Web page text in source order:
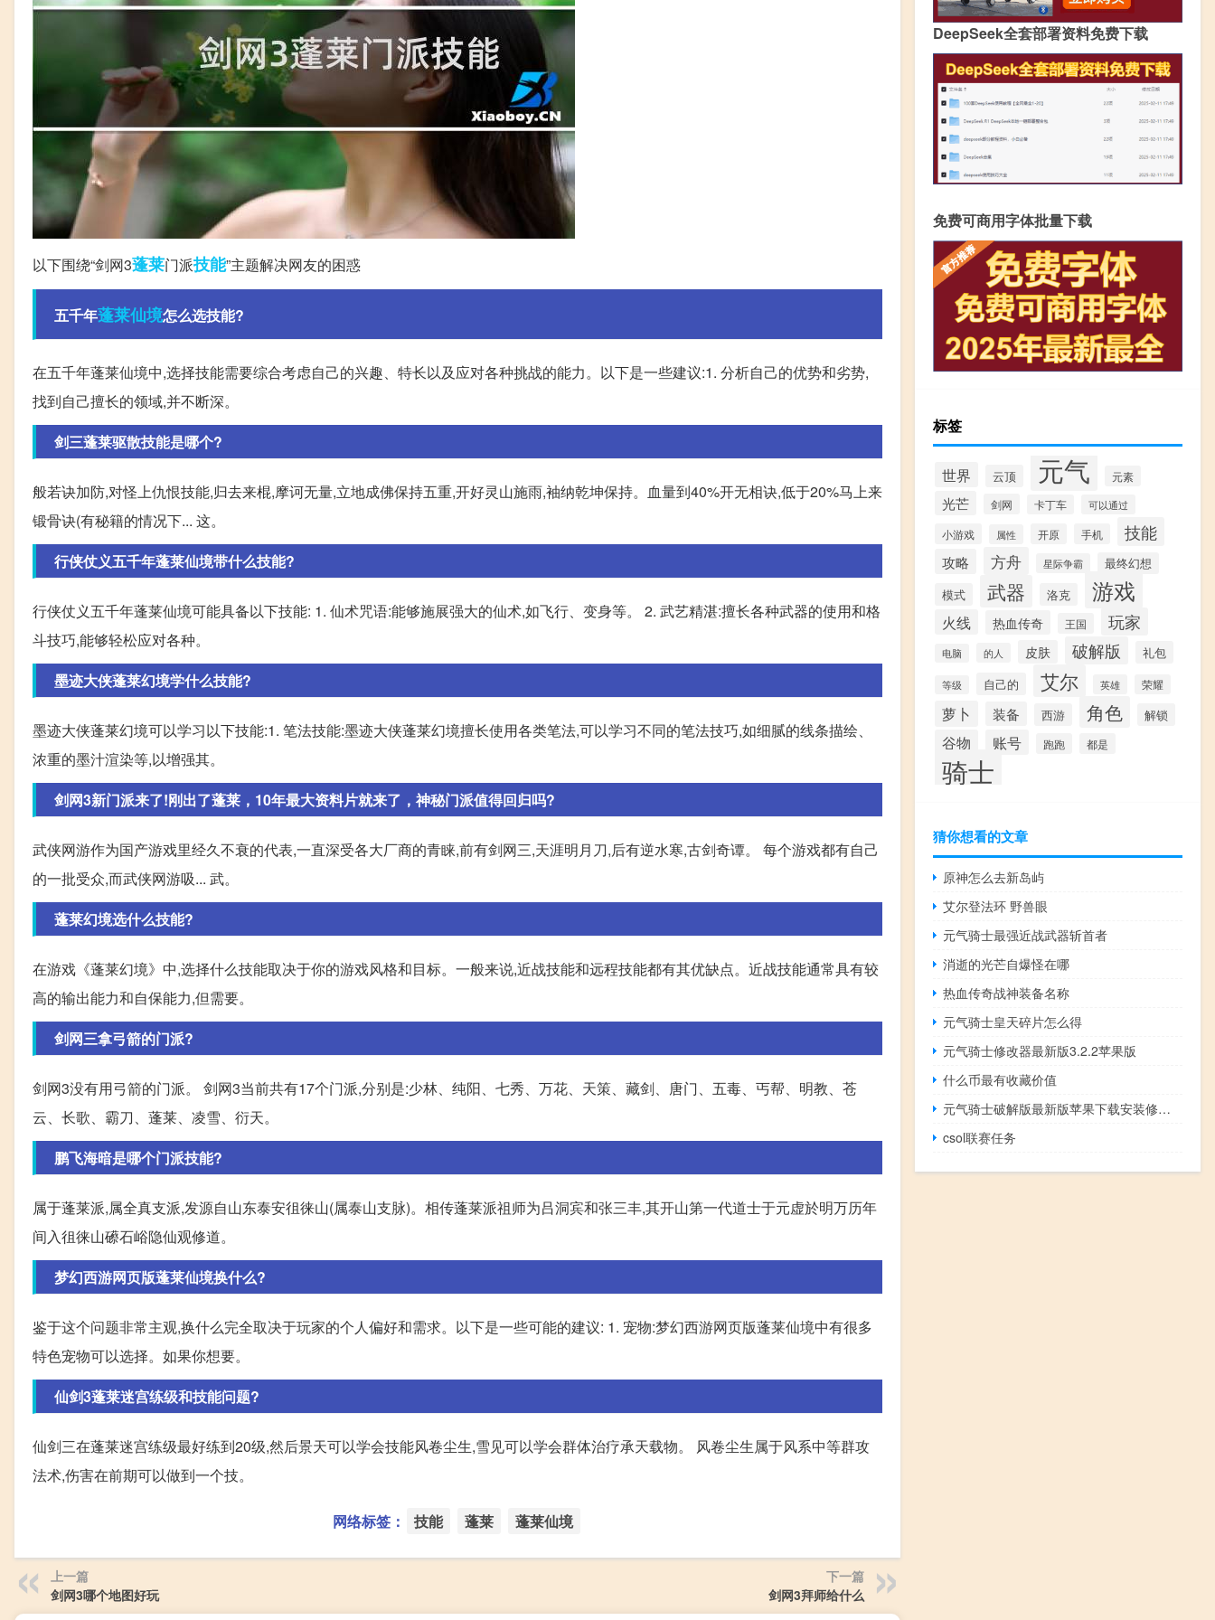
以下围绕“剑网3蓬莱门派技能”主题解决网友的困惑
五千年蓬莱仙境怎么选技能?
在五千年蓬莱仙境中,选择技能需要综合考虑自己的兴趣、特长以及应对各种挑战的能力。以下是一些建议:1. 分析自己的优势和劣势,
找到自己擅长的领域,并不断深。
剑三蓬莱驱散技能是哪个?
般若诀加防,对怪上仇恨技能,归去来棍,摩诃无量,立地成佛保持五重,开好灵山施雨,袖纳乾坤保持。血量到40%开无相诀,低于20%马上来
锻骨诀(有秘籍的情况下... 这。
行侠仗义五千年蓬莱仙境带什么技能?
行侠仗义五千年蓬莱仙境可能具备以下技能: 1. 仙术咒语:能够施展强大的仙术,如飞行、变身等。 2. 武艺精湛:擅长各种武器的使用和格
斗技巧,能够轻松应对各种。
墨迹大侠蓬莱幻境学什么技能?
墨迹大侠蓬莱幻境可以学习以下技能:1. 笔法技能:墨迹大侠蓬莱幻境擅长使用各类笔法,可以学习不同的笔法技巧,如细腻的线条描绘、
浓重的墨汁渲染等,以增强其。
剑网3新门派来了!刚出了蓬莱，10年最大资料片就来了，神秘门派值得回归吗?
武侠网游作为国产游戏里经久不衰的代表,一直深受各大厂商的青睐,前有剑网三,天涯明月刀,后有逆水寒,古剑奇谭。 每个游戏都有自己
的一批受众,而武侠网游吸... 武。
蓬莱幻境选什么技能?
在游戏《蓬莱幻境》中,选择什么技能取决于你的游戏风格和目标。一般来说,近战技能和远程技能都有其优缺点。近战技能通常具有较
高的输出能力和自保能力,但需要。
剑网三拿弓箭的门派?
剑网3没有用弓箭的门派。 剑网3当前共有17个门派,分别是:少林、纯阳、七秀、万花、天策、藏剑、唐门、五毒、丐帮、明教、苍
云、长歌、霸刀、蓬莱、凌雪、衍天。
鹏飞海暗是哪个门派技能?
属于蓬莱派,属全真支派,发源自山东泰安徂徕山(属泰山支脉)。相传蓬莱派祖师为吕洞宾和张三丰,其开山第一代道士于元虚於明万历年
间入徂徕山礤石峪隐仙观修道。
梦幻西游网页版蓬莱仙境换什么?
鉴于这个问题非常主观,换什么完全取决于玩家的个人偏好和需求。以下是一些可能的建议: 1. 宠物:梦幻西游网页版蓬莱仙境中有很多
特色宠物可以选择。如果你想要。
仙剑3蓬莱迷宫练级和技能问题?
仙剑三在蓬莱迷宫练级最好练到20级,然后景天可以学会技能风卷尘生,雪见可以学会群体治疗承天载物。 风卷尘生属于风系中等群攻
法术,伤害在前期可以做到一个技。
网络标签： 技能 蓬莱 蓬莱仙境
上一篇
剑网3哪个地图好玩
下一篇
剑网3拜师给什么
DeepSeek全套部署资料免费下载
免费可商用字体批量下载
标签
世界 云顶 元气 元素
光芒 剑网 卡丁车 可以通过
小游戏 属性 开原 手机 技能
攻略 方舟 星际争霸 最终幻想
模式 武器 洛克 游戏
火线 热血传奇 王国 玩家
电脑 的人 皮肤 破解版 礼包
等级 自己的 艾尔 英雄 荣耀
萝卜 装备 西游 角色 解锁
谷物 账号 跑跑 都是
骑士
猜你想看的文章
原神怎么去新岛屿
艾尔登法环 野兽眼
元气骑士最强近战武器斩首者
消逝的光芒自爆怪在哪
热血传奇战神装备名称
元气骑士皇天碎片怎么得
元气骑士修改器最新版3.2.2苹果版
什么币最有收藏价值
元气骑士破解版最新版苹果下载安装修改器
csol联赛任务